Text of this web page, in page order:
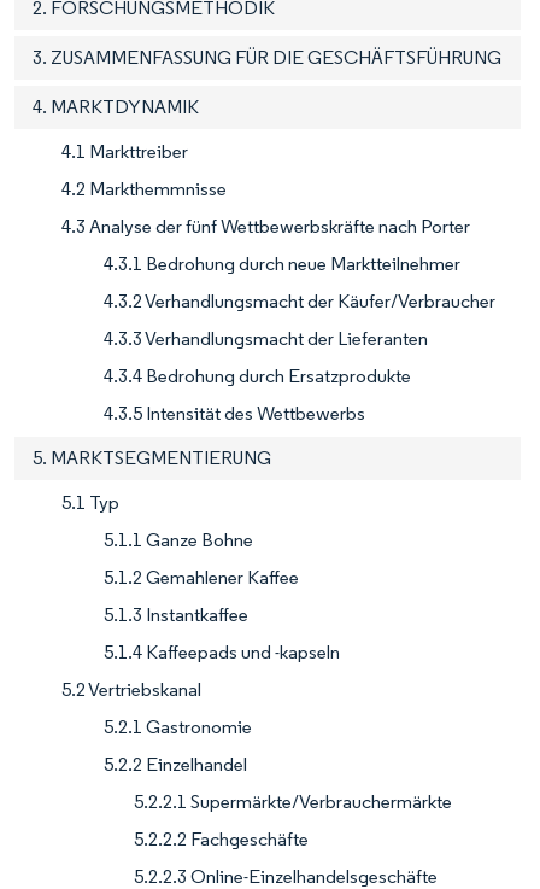
2. FORSCHUNGSMETHODIK
3. ZUSAMMENFASSUNG FÜR DIE GESCHÄFTSFÜHRUNG
4. MARKTDYNAMIK
4.1 Markttreiber
4.2 Markthemmnisse
4.3 Analyse der fünf Wettbewerbskräfte nach Porter
4.3.1 Bedrohung durch neue Marktteilnehmer
4.3.2 Verhandlungsmacht der Käufer/Verbraucher
4.3.3 Verhandlungsmacht der Lieferanten
4.3.4 Bedrohung durch Ersatzprodukte
4.3.5 Intensität des Wettbewerbs
5. MARKTSEGMENTIERUNG
5.1 Typ
5.1.1 Ganze Bohne
5.1.2 Gemahlener Kaffee
5.1.3 Instantkaffee
5.1.4 Kaffeepads und -kapseln
5.2 Vertriebskanal
5.2.1 Gastronomie
5.2.2 Einzelhandel
5.2.2.1 Supermärkte/Verbrauchermärkte
5.2.2.2 Fachgeschäfte
5.2.2.3 Online-Einzelhandelsgeschäfte